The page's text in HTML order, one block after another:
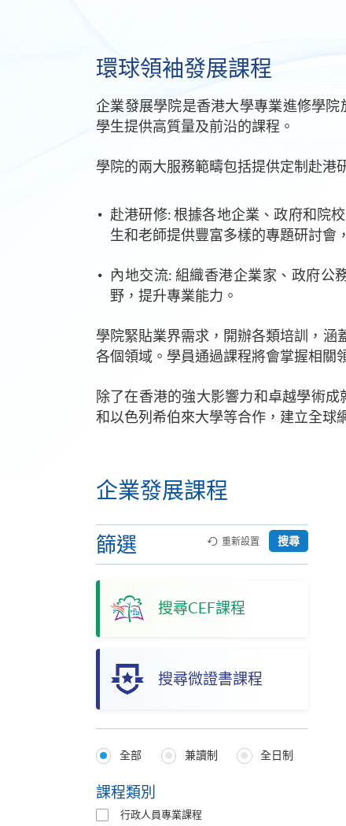
環球領袖發展課程
企業發展學院是香港大學專業進修學
學生提供高質量及前沿的課程。
學院的兩大服務範疇包括提供定制赴港
赴港研修: 根據各地企業、政府和院
生和老師提供豐富多樣的專題研討會
內地交流: 組織香港企業家、政府公
野，提升專業能力。
學院緊貼業界需求，開辦各類培訓，
各個領域。學員通過課程將會掌握相關
除了在香港的強大影響力和卓越學術
和以色列希伯來大學等合作，建立全球
企業發展課程
篩選
搜尋CEF課程
搜尋微證書課程
重新設置 搜尋
Programmes
Type
全部 兼讀制 全日制
課程類別
行政人員專業課程